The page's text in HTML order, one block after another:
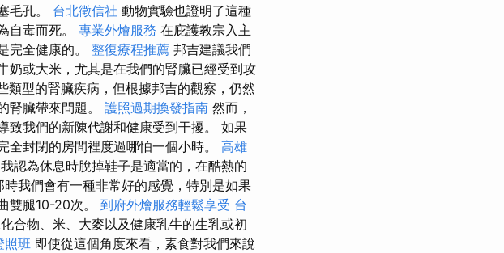
毛孔。 台北徵信社 動物實驗也證明了這種
自毒而死。 專業外燴服務 在庇護教宗入主
完全健康的。 整復療程推薦 邦吉建議我們
奶或大米，尤其是在我們的腎臟已經受到攻
類型的腎臟疾病，但根據邦吉的觀察，仍然
腎臟帶來問題。 護照過期換發指南 然而，
致我們的新陳代謝和健康受到干擾。 如果
封閉的房間裡度過哪怕一個小時。 高雄
認為休息時脫掉鞋子是適當的，在酷熱的
時我們會有一種非常好的感覺，特別是如果
雙腿10-20次。 到府外燴服務輕鬆享受 台
合物、米、大麥以及健康乳牛的生乳或初
照班 即使從這個角度來看，素食對我們來說